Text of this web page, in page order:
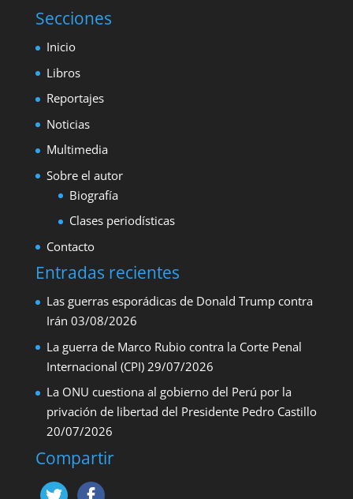
Secciones
Inicio
Libros
Reportajes
Noticias
Multimedia
Sobre el autor
Biografía
Clases periodísticas
Contacto
Entradas recientes
Las guerras esporádicas de Donald Trump contra
Irán 03/08/2026
La guerra de Marco Rubio contra la Corte Penal
Internacional (CPI) 29/07/2026
La ONU cuestiona al gobierno del Perú por la
privación de libertad del Presidente Pedro Castillo
20/07/2026
Compartir